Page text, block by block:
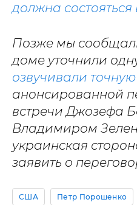
должна
Позже мы
доме уточнили
озвучивали
анонсированной
встречи Джозефа
Владимиром
украинская
заявить о
США Петр Порошенко